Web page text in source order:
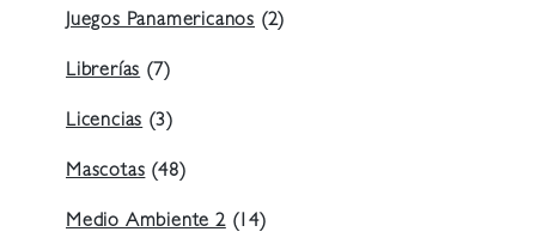
Juegos Panamericanos (2)
Librerías(7)
Licencias(3)
Mascotas(48)
Medio Ambiente 2(14)